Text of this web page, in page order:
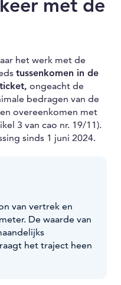
met de
het werk met de
tussenkomen in de
ongeacht de
bedragen van de
overeenkomen met
3 van cao nr. 19/11).
sinds 1 juni 2024.
van vertrek en
De waarde van
het traject heen